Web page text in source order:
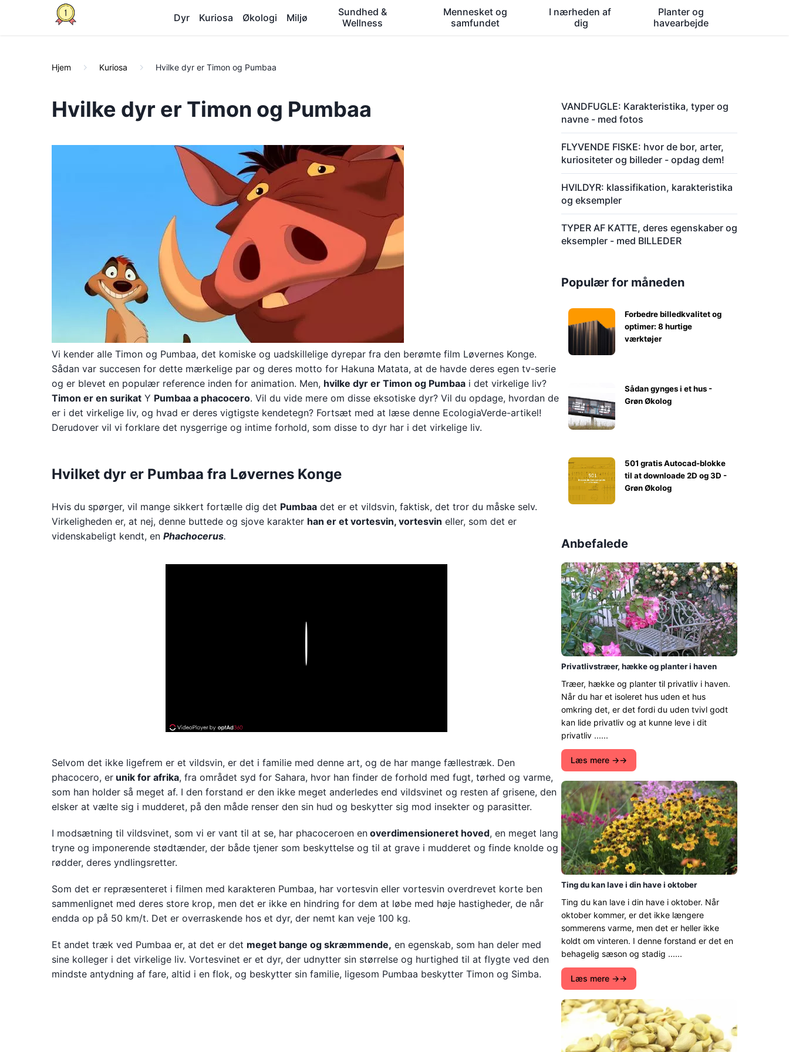
Dyr Kuriosa Økologi Miljø
Sundhed &
Wellness
Mennesket og
samfundet
I nærheden af ​​
dig
Planter og
havearbejde
Hjem Kuriosa Hvilke dyr er Timon og Pumbaa
Hvilke dyr er Timon og Pumbaa
Vi kender alle Timon og Pumbaa, det komiske og uadskillelige dyrepar fra den berømte film Løvernes Konge.
Sådan var succesen for dette mærkelige par og deres motto for Hakuna Matata, at de havde deres egen tv-serie
og er blevet en populær reference inden for animation. Men, hvilke dyr er Timon og Pumbaa i det virkelige liv?
Timon er en surikat Y Pumbaa a phacocero. Vil du vide mere om disse eksotiske dyr? Vil du opdage, hvordan de
er i det virkelige liv, og hvad er deres vigtigste kendetegn? Fortsæt med at læse denne EcologiaVerde-artikel!
Derudover vil vi forklare det nysgerrige og intime forhold, som disse to dyr har i det virkelige liv.
Hvilket dyr er Pumbaa fra Løvernes Konge
Hvis du spørger, vil mange sikkert fortælle dig det Pumbaa det er et vildsvin, faktisk, det tror du måske selv.
Virkeligheden er, at nej, denne buttede og sjove karakter han er et vortesvin, vortesvin eller, som det er
videnskabeligt kendt, en Phachocerus.
Selvom det ikke ligefrem er et vildsvin, er det i familie med denne art, og de har mange fællestræk. Den
phacocero, er unik for afrika, fra området syd for Sahara, hvor han finder de forhold med fugt, tørhed og varme,
som han holder så meget af. I den forstand er den ikke meget anderledes end vildsvinet og resten af grisene, den
elsker at vælte sig i mudderet, på den måde renser den sin hud og beskytter sig mod insekter og parasitter.
I modsætning til vildsvinet, som vi er vant til at se, har phacoceroen en overdimensioneret hoved, en meget lang
tryne og imponerende stødtænder, der både tjener som beskyttelse og til at grave i mudderet og finde knolde og
rødder, deres yndlingsretter.
Som det er repræsenteret i filmen med karakteren Pumbaa, har vortesvin eller vortesvin overdrevet korte ben
sammenlignet med deres store krop, men det er ikke en hindring for dem at løbe med høje hastigheder, de når
endda op på 50 km/t. Det er overraskende hos et dyr, der nemt kan veje 100 kg.
Et andet træk ved Pumbaa er, at det er det meget bange og skræmmende, en egenskab, som han deler med
sine kolleger i det virkelige liv. Vortesvinet er et dyr, der udnytter sin størrelse og hurtighed til at flygte ved den
mindste antydning af fare, altid i en flok, og beskytter sin familie, ligesom Pumbaa beskytter Timon og Simba.
VANDFUGLE: Karakteristika, typer og
navne - med fotos
FLYVENDE FISKE: hvor de bor, arter,
kuriositeter og billeder - opdag dem!
HVILDYR: klassifikation, karakteristika
og eksempler
TYPER AF KATTE, deres egenskaber og
eksempler - med BILLEDER
Populær for måneden
Forbedre billedkvalitet og
optimer: 8 hurtige
værktøjer
Sådan gynges i et hus -
Grøn Økolog
501 gratis Autocad-blokke
til at downloade 2D og 3D -
Grøn Økolog
Anbefalede
Privatlivstræer, hække og planter i haven
Træer, hække og planter til privatliv i haven.
Når du har et isoleret hus uden et hus
omkring det, er det fordi du uden tvivl godt
kan lide privatliv og at kunne leve i dit
privatliv ......
Læs mere →
Ting du kan lave i din have i oktober
Ting du kan lave i din have i oktober. Når
oktober kommer, er det ikke længere
sommerens varme, men det er heller ikke
koldt om vinteren. I denne forstand er det en
behagelig sæson og stadig ......
Læs mere →